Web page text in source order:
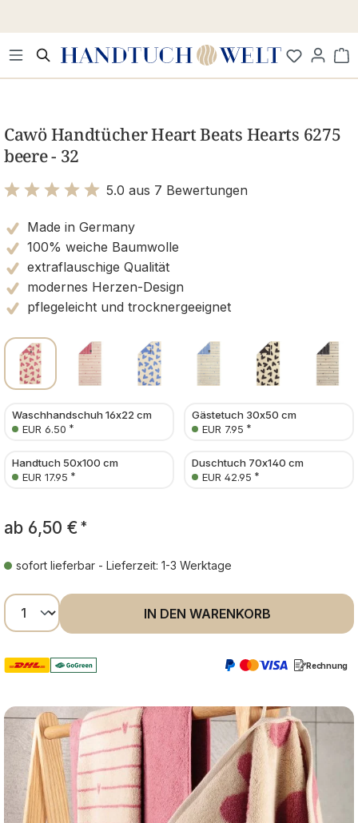
Cawö Handtücher Heart Beats Hearts 6275
beere - 32
5.0 aus 7 Bewertungen
Made in Germany
100% weiche Baumwolle
extraflauschige Qualität
modernes Herzen-Design
pflegeleicht und trocknergeeignet
Waschhandschuh 16x22 cm
EUR 6.50 *
Gästetuch 30x50 cm
EUR 7.95 *
Handtuch 50x100 cm
EUR 17.95 *
Duschtuch 70x140 cm
EUR 42.95 *
ab 6,50 € *
sofort lieferbar - Lieferzeit: 1-3 Werktage
Produkt Anzahl: Gib den gewünschten
IN DEN WARENKORB
Rechnung